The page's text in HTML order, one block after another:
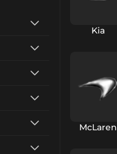
Kia
McLaren